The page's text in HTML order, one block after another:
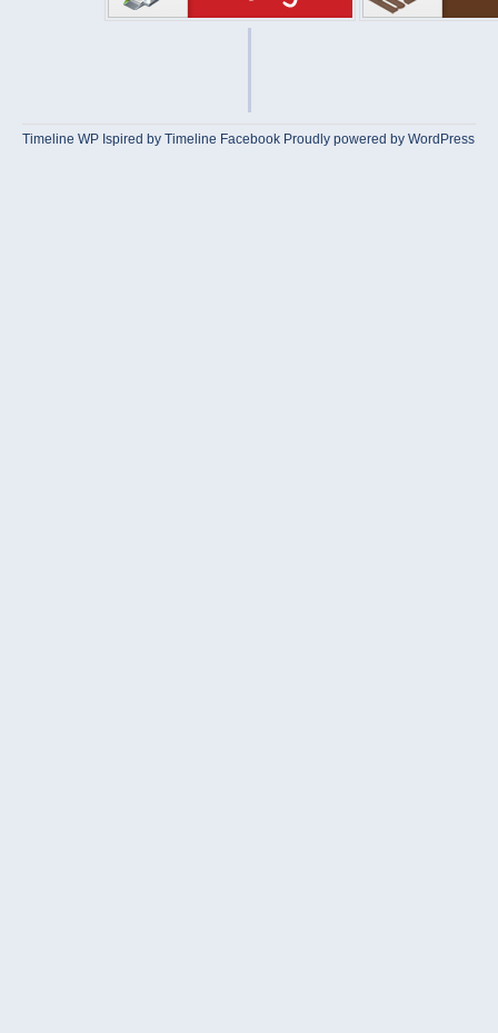
Timeline WP Ispired byTimeline Facebook Proudly powered by WordPress